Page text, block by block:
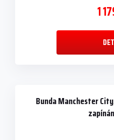
1
Bunda Manchester